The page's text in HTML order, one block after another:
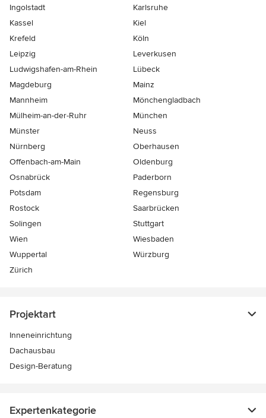
Ingolstadt
Karlsruhe
Kassel
Kiel
Krefeld
Köln
Leipzig
Leverkusen
Ludwigshafen-am-Rhein
Lübeck
Magdeburg
Mainz
Mannheim
Mönchen­gladbach
Mülheim-an-der-Ruhr
München
Münster
Neuss
Nürnberg
Oberhausen
Offenbach-am-Main
Oldenburg
Osnabrück
Paderborn
Potsdam
Regensburg
Rostock
Saarbrücken
Solingen
Stuttgart
Wien
Wiesbaden
Wuppertal
Würzburg
Zürich
Projektart
Inneneinrichtung
Dachausbau
Design-Beratung
Expertenkategorie